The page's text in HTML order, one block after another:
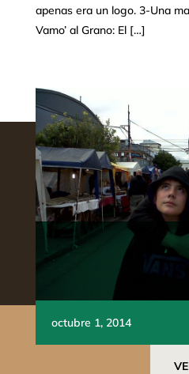
apenas era un logo. 3-Una
Vamo’ al Grano: El […]
octubre 1, 2014